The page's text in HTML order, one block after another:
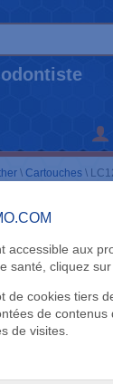
accessible aux
santé, cliquez sur
de cookies tiers
de contenus
de visites.
\ Cartouches \
LC123
Brother
Compatibilité